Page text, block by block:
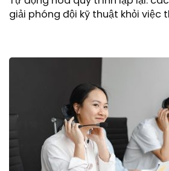
giải phóng đội kỹ thuật khỏi việc